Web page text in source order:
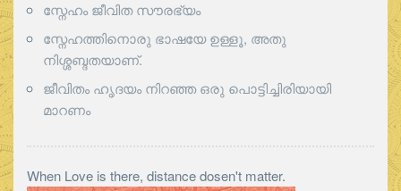
സ്നേഹം ജീവിത സൗരഭ്യം
സ്നേഹത്തിനൊരു ഭാഷയേ ഉള്ളൂ, അതു
നിശ്ശബ്ദതയാണ്.
ജീവിതം ഹൃദയം നിറഞ്ഞ ഒരു പൊട്ടിച്ചിരിയായി
മാറണം
When Love is there, distance dosen't matter.